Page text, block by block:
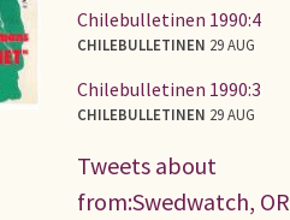
Chilebulletinen 1990:4
CHILEBULLETINEN 29 AUG
Chilebulletinen 1990:3
CHILEBULLETINEN 29 AUG
Tweets about
from:Swedwatch, OR